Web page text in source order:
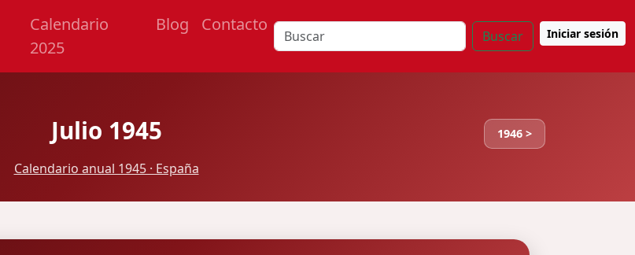
Calendario
2025
Blog Contacto
Buscar Iniciar sesión
Julio 1945 1946 >
Calendario anual 1945 · España